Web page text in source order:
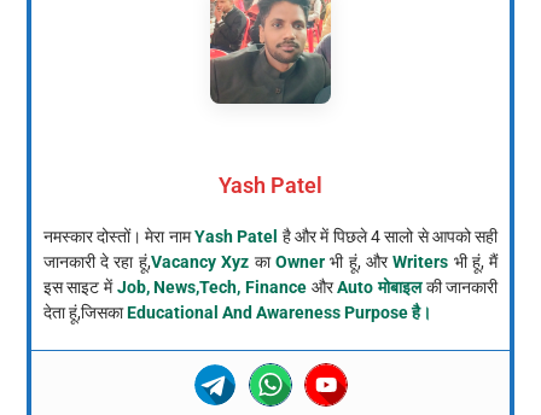
Yash Patel
नमस्कार दोस्तों। मेरा नामYash Patel है और में पिछले 4 सालो से आपको सही
जानकारी दे रहा हूं,Vacancy Xyz काOwnerभी हूं, औरWriters भी हूं, मैं
इस साइट मेंJob, News,Tech, Finance औरAuto मोबाइलकी जानकारी
देता हूं,जिसकाEducational And Awareness Purpose है।